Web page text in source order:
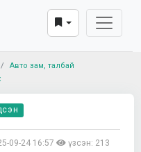
Авто зам, талбай
09-24 16:57 үзсэн: 213